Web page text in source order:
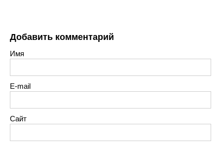
Добавить комментарий
Имя
E-mail
Сайт